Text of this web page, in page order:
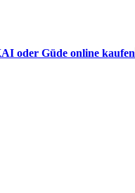
oder Güde online kaufen